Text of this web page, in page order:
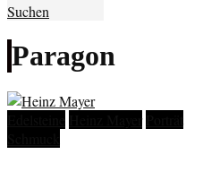
Suchen
Paragon